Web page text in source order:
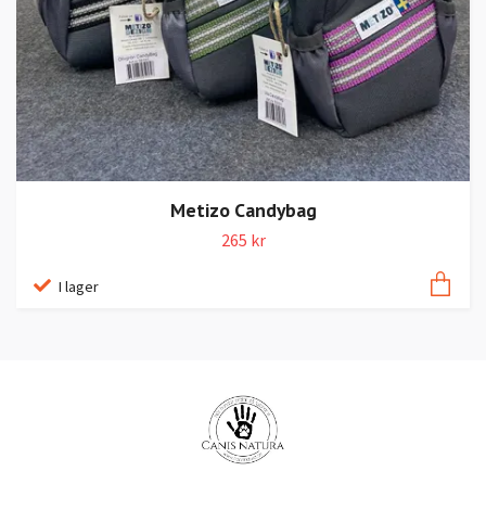
Metizo Candybag
265 kr
I lager